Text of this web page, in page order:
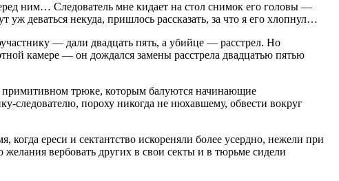
ним… Следователь мне кидает на стол снимок его головы —
деваться некуда, пришлось рассказать, за что я его хлопнул…
— дали двадцать пять, а убийце — расстрел. Но
камере — он дождался замены расстрела двадцатью пятью
примитивном трюке, которым балуются начинающие
следователю, пороху никогда не нюхавшему, обвести вокруг
когда ереси и сектантство искореняли более усердно, нежели при
вербовать других в свои секты и в тюрьме сидели